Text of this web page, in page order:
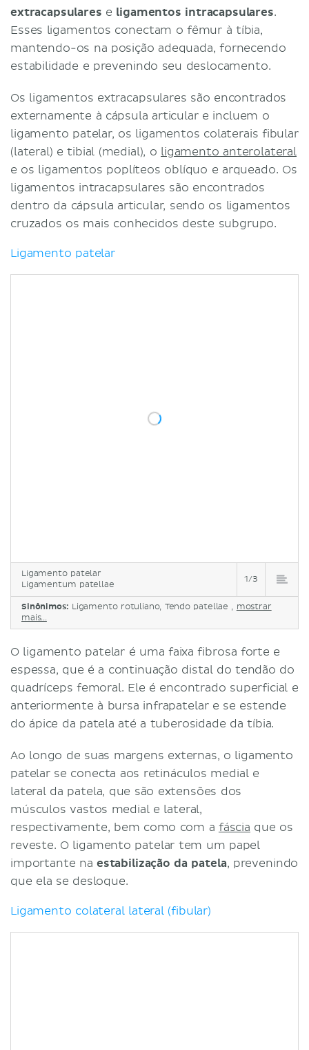
extracapsulares e ligamentos intracapsulares.
Esses ligamentos conectam o fêmur à tíbia,
mantendo-os na posição adequada, fornecendo
estabilidade e prevenindo seu deslocamento.
Os ligamentos extracapsulares são encontrados
externamente à cápsula articular e incluem o
ligamento patelar, os ligamentos colaterais fibular
(lateral) e tibial (medial), o ligamento anterolateral
e os ligamentos poplíteos oblíquo e arqueado. Os
ligamentos intracapsulares são encontrados
dentro da cápsula articular, sendo os ligamentos
cruzados os mais conhecidos deste subgrupo.
Ligamento patelar
Ligamento patelar
Ligamentum patellae
1/3
Sinônimos: Ligamento rotuliano, Tendo patellae , mostrar
mais...
O ligamento patelar é uma faixa fibrosa forte e
espessa, que é a continuação distal do tendão do
quadríceps femoral. Ele é encontrado superficial e
anteriormente à bursa infrapatelar e se estende
do ápice da patela até a tuberosidade da tíbia.
Ao longo de suas margens externas, o ligamento
patelar se conecta aos retináculos medial e
lateral da patela, que são extensões dos
músculos vastos medial e lateral,
respectivamente, bem como com a fáscia que os
reveste. O ligamento patelar tem um papel
importante na estabilização da patela, prevenindo
que ela se desloque.
Ligamento colateral lateral (fibular)